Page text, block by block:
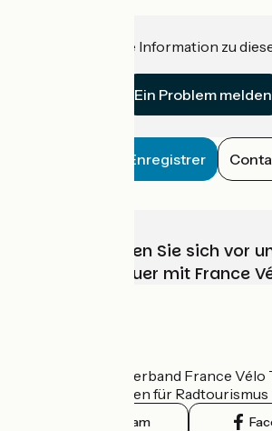
Haben Sie eine Information zu
Ein Problem melden
Enregistrer
Wählen, bereiten Sie sich vor
Ihr Radabenteuer mit France
Der nationale Verband France
offizielle Leitfaden für
Instagram